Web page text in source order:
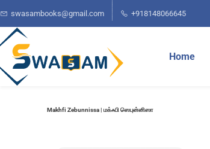
main
content
swasambooks@gmail.com +918148066645
Home
Makhfi Zebunnissa | மக்ஃபி ஸெபுன்னிஸா